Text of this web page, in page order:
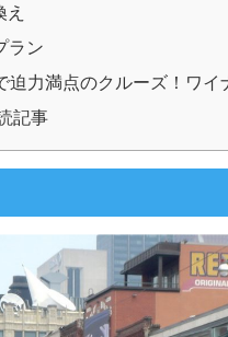
ラン
迫力満点のクルーズ！ワイ
記事